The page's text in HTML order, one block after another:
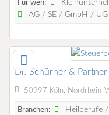
Für wen:
AG / SE / GmbH /
Dr. Schürner &
50997 Köln, Nordrhein-
Branchen:
Heilberufe